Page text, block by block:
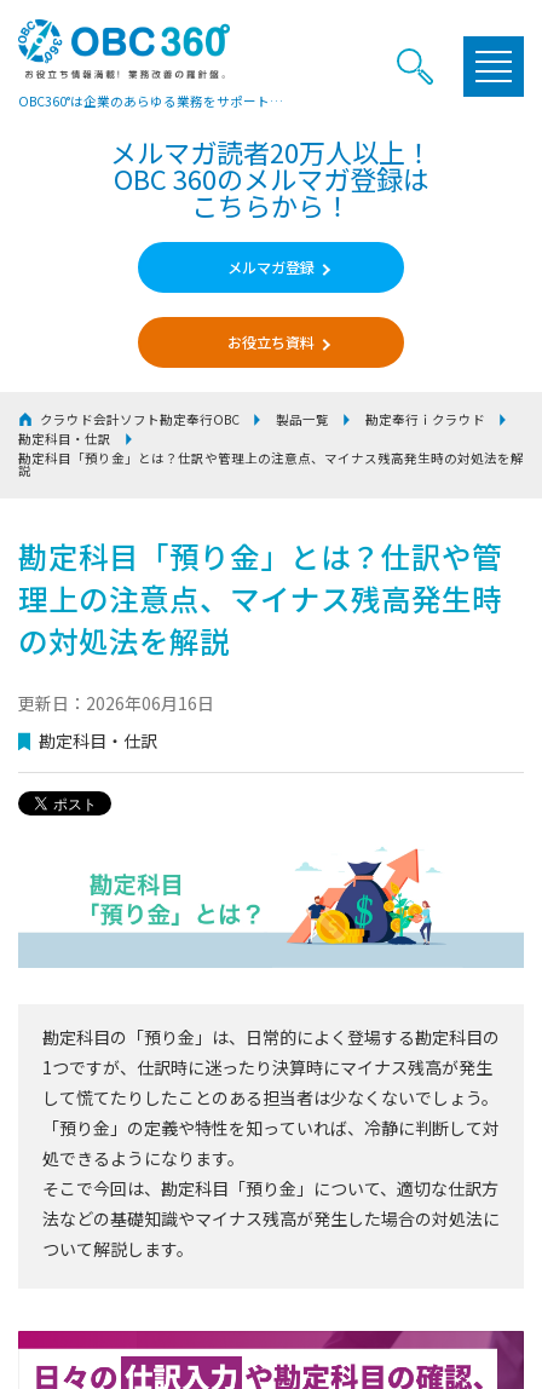
OBC360°は企業のあらゆる業務をサポートするヒントやお役立ち情報をご提供していま
メルマガ読者20万人以上！
OBC 360のメルマガ登録は
こちらから！
メルマガ登録
お役立ち資料
クラウド会計ソフト勘定奉行OBC 製品一覧
勘定奉行ｉクラウド
勘定科目・仕訳
勘定科目「預り金」とは？仕訳や管理上の注意点、マイナス残高発生時の対処法を解
説
勘定科目「預り金」とは？仕訳や管
理上の注意点、マイナス残高発生時
の対処法を解説
更新日：2026年06月16日
勘定科目・仕訳
勘定科目の「預り金」は、日常的によく登場する勘定科目の
1つですが、仕訳時に迷ったり決算時にマイナス残高が発生
して慌てたりしたことのある担当者は少なくないでしょう。
「預り金」の定義や特性を知っていれば、冷静に判断して対
処できるようになります。
そこで今回は、勘定科目「預り金」について、適切な仕訳方
法などの基礎知識やマイナス残高が発生した場合の対処法に
ついて解説します。